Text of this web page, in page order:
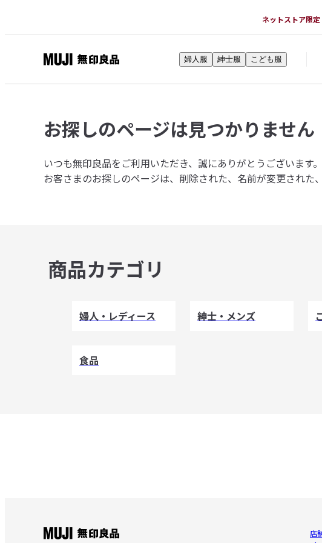
ネットストア限
印
品
ネ
ト
ス
婦人服 紳士服 こども服
お探しのページは見つかりません
いつも無印良品をご利用いただき、誠にありがとうございます。
お客さまのお探しのページは、削除された、名前が変更された
商品カテゴリ
婦人・レディース 紳士・メンズ
食品
店